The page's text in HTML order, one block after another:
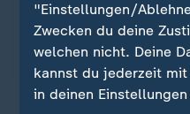
von Caterina Klaeden und
mit Video28:10
"Einstellungen/
Zwecken du deine
welchen nicht. Deine
kannst du jederzeit
in deinen